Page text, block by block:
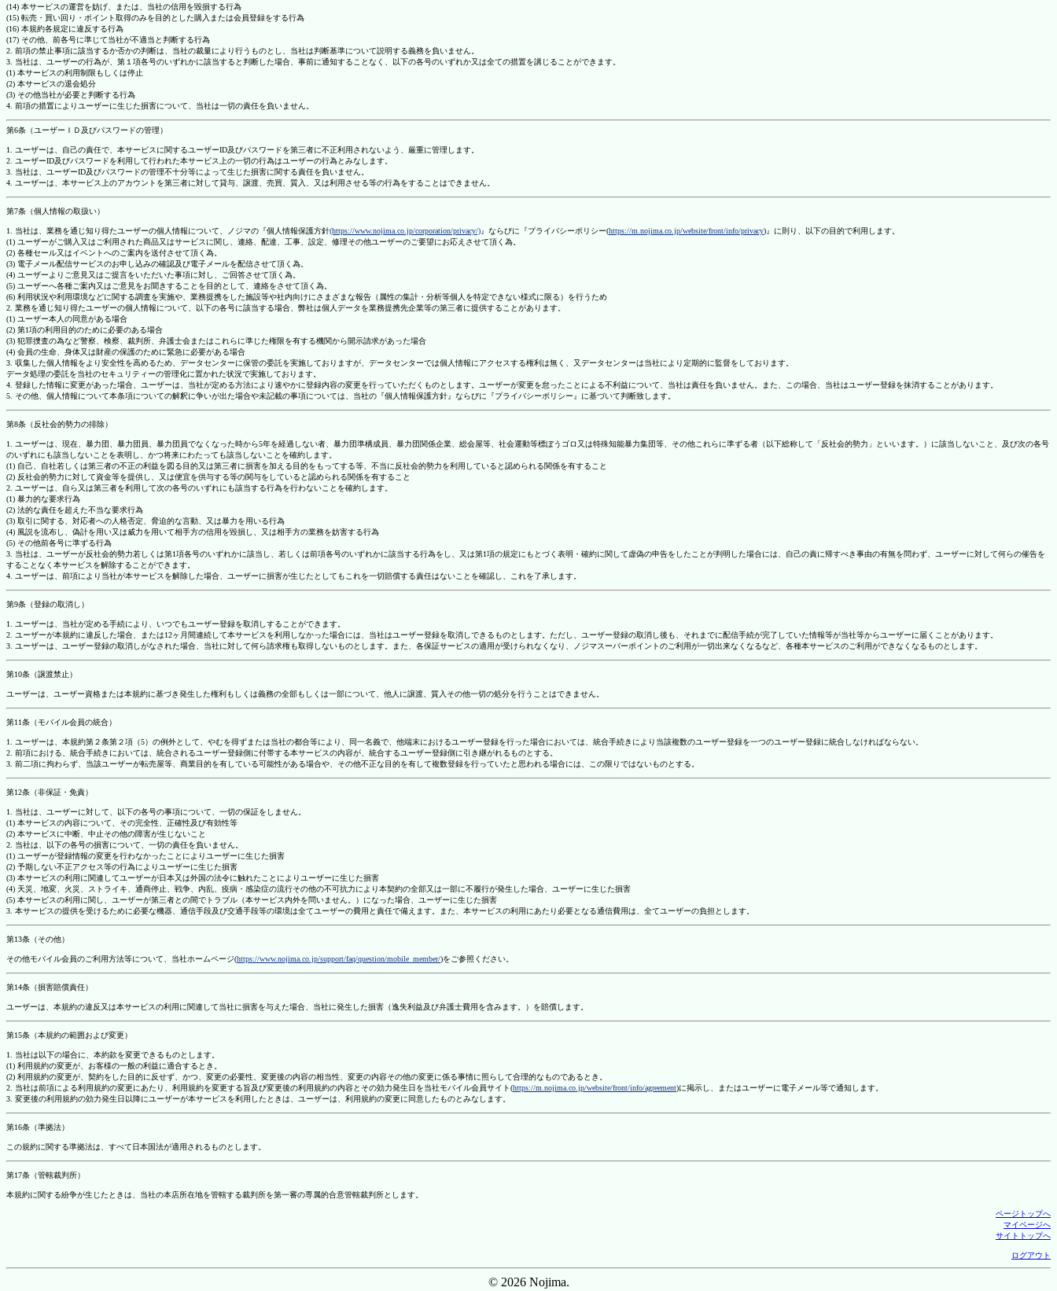
(14) 本サービスの運営を妨げ、または、当社の信用を毀損する行為
(15) 転売・買い回り・ポイント取得のみを目的とした購入または会員登録をする行為
(16) 本規約各規定に違反する行為
(17) その他、前各号に準じて当社が不適当と判断する行為
2. 前項の禁止事項に該当するか否かの判断は、当社の裁量により行うものとし、当社は判断基準について説明する義務を負いません。
3. 当社は、ユーザーの行為が、第１項各号のいずれかに該当すると判断した場合、事前に通知することなく、以下の各号のいずれか又は全ての措置を講じることができます。
(1) 本サービスの利用制限もしくは停止
(2) 本サービスの退会処分
(3) その他当社が必要と判断する行為
4. 前項の措置によりユーザーに生じた損害について、当社は一切の責任を負いません。
第6条（ユーザーＩＤ及びパスワードの管理）
1. ユーザーは、自己の責任で、本サービスに関するユーザーID及びパスワードを第三者に不正利用されないよう、厳重に管理します。
2. ユーザーID及びパスワードを利用して行われた本サービス上の一切の行為はユーザーの行為とみなします。
3. 当社は、ユーザーID及びパスワードの管理不十分等によって生じた損害に関する責任を負いません。
4. ユーザーは、本サービス上のアカウントを第三者に対して貸与、譲渡、売買、質入、又は利用させる等の行為をすることはできません。
第7条（個人情報の取扱い）
1. 当社は、業務を通じ知り得たユーザーの個人情報について、ノジマの『個人情報保護方針(https://www.nojima.co.jp/corporation/privacy/)』ならびに『プライバシーポリシー(https://m.nojima.co.jp/website/front/info/privacy)』に則り、以下の目的で利用します。
(1) ユーザーがご購入又はご利用された商品又はサービスに関し、連絡、配達、工事、設定、修理その他ユーザーのご要望にお応えさせて頂く為。
(2) 各種セール又はイベントへのご案内を送付させて頂く為。
(3) 電子メール配信サービスのお申し込みの確認及び電子メールを配信させて頂く為。
(4) ユーザーよりご意見又はご提言をいただいた事項に対し、ご回答させて頂く為。
(5) ユーザーへ各種ご案内又はご意見をお聞きすることを目的として、連絡をさせて頂く為。
(6) 利用状況や利用環境などに関する調査を実施や、業務提携をした施設等や社内向けにさまざまな報告（属性の集計・分析等個人を特定できない様式に限る）を行うため
2. 業務を通じ知り得たユーザーの個人情報について、以下の各号に該当する場合、弊社は個人データを業務提携先企業等の第三者に提供することがあります。
(1) ユーザー本人の同意がある場合
(2) 第1項の利用目的のために必要のある場合
(3) 犯罪捜査の為など警察、検察、裁判所、弁護士会またはこれらに準じた権限を有する機関から開示請求があった場合
(4) 会員の生命、身体又は財産の保護のために緊急に必要がある場合
3. 収集した個人情報をより安全性を高めるため、データセンターに保管の委託を実施しておりますが、データセンターでは個人情報にアクセスする権利は無く、又データセンターは当社により定期的に監督をしております。
データ処理の委託を当社のセキュリティーの管理化に置かれた状況で実施しております。
4. 登録した情報に変更があった場合、ユーザーは、当社が定める方法により速やかに登録内容の変更を行っていただくものとします。ユーザーが変更を怠ったことによる不利益について、当社は責任を負いません。また、この場合、当社はユーザー登録を抹消することがあります。
5. その他、個人情報について本条項についての解釈に争いが出た場合や未記載の事項については、当社の『個人情報保護方針』ならびに『プライバシーポリシー』に基づいて判断致します。
第8条（反社会的勢力の排除）
1. ユーザーは、現在、暴力団、暴力団員、暴力団員でなくなった時から5年を経過しない者、暴力団準構成員、暴力団関係企業、総会屋等、社会運動等標ぼうゴロ又は特殊知能暴力集団等、その他これらに準ずる者（以下総称して「反社会的勢力」といいます。）に該当しないこと、及び次の各号
のいずれにも該当しないことを表明し、かつ将来にわたっても該当しないことを確約します。
(1) 自己、自社若しくは第三者の不正の利益を図る目的又は第三者に損害を加える目的をもってする等、不当に反社会的勢力を利用していると認められる関係を有すること
(2) 反社会的勢力に対して資金等を提供し、又は便宜を供与する等の関与をしていると認められる関係を有すること
2. ユーザーは、自ら又は第三者を利用して次の各号のいずれにも該当する行為を行わないことを確約します。
(1) 暴力的な要求行為
(2) 法的な責任を超えた不当な要求行為
(3) 取引に関する、対応者への人格否定、脅迫的な言動、又は暴力を用いる行為
(4) 風説を流布し、偽計を用い又は威力を用いて相手方の信用を毀損し、又は相手方の業務を妨害する行為
(5) その他前各号に準ずる行為
3. 当社は、ユーザーが反社会的勢力若しくは第1項各号のいずれかに該当し、若しくは前項各号のいずれかに該当する行為をし、又は第1項の規定にもとづく表明・確約に関して虚偽の申告をしたことが判明した場合には、自己の責に帰すべき事由の有無を問わず、ユーザーに対して何らの催告を
することなく本サービスを解除することができます。
4. ユーザーは、前項により当社が本サービスを解除した場合、ユーザーに損害が生じたとしてもこれを一切賠償する責任はないことを確認し、これを了承します。
第9条（登録の取消し）
1. ユーザーは、当社が定める手続により、いつでもユーザー登録を取消しすることができます。
2. ユーザーが本規約に違反した場合、または12ヶ月間連続して本サービスを利用しなかった場合には、当社はユーザー登録を取消しできるものとします。ただし、ユーザー登録の取消し後も、それまでに配信手続が完了していた情報等が当社等からユーザーに届くことがあります。
3. ユーザーは、ユーザー登録の取消しがなされた場合、当社に対して何ら請求権も取得しないものとします。また、各保証サービスの適用が受けられなくなり、ノジマスーパーポイントのご利用が一切出来なくなるなど、各種本サービスのご利用ができなくなるものとします。
第10条（譲渡禁止）
ユーザーは、ユーザー資格または本規約に基づき発生した権利もしくは義務の全部もしくは一部について、他人に譲渡、質入その他一切の処分を行うことはできません。
第11条（モバイル会員の統合）
1. ユーザーは、本規約第２条第２項（5）の例外として、やむを得ずまたは当社の都合等により、同一名義で、他端末におけるユーザー登録を行った場合においては、統合手続きにより当該複数のユーザー登録を一つのユーザー登録に統合しなければならない。
2. 前項における、統合手続きにおいては、統合されるユーザー登録側に付帯する本サービスの内容が、統合するユーザー登録側に引き継がれるものとする。
3. 前二項に拘わらず、当該ユーザーが転売屋等、商業目的を有している可能性がある場合や、その他不正な目的を有して複数登録を行っていたと思われる場合には、この限りではないものとする。
第12条（非保証・免責）
1. 当社は、ユーザーに対して、以下の各号の事項について、一切の保証をしません。
(1) 本サービスの内容について、その完全性、正確性及び有効性等
(2) 本サービスに中断、中止その他の障害が生じないこと
2. 当社は、以下の各号の損害について、一切の責任を負いません。
(1) ユーザーが登録情報の変更を行わなかったことによりユーザーに生じた損害
(2) 予期しない不正アクセス等の行為によりユーザーに生じた損害
(3) 本サービスの利用に関連してユーザーが日本又は外国の法令に触れたことによりユーザーに生じた損害
(4) 天災、地変、火災、ストライキ、通商停止、戦争、内乱、疫病・感染症の流行その他の不可抗力により本契約の全部又は一部に不履行が発生した場合、ユーザーに生じた損害
(5) 本サービスの利用に関し、ユーザーが第三者との間でトラブル（本サービス内外を問いません。）になった場合、ユーザーに生じた損害
3. 本サービスの提供を受けるために必要な機器、通信手段及び交通手段等の環境は全てユーザーの費用と責任で備えます。また、本サービスの利用にあたり必要となる通信費用は、全てユーザーの負担とします。
第13条（その他）
その他モバイル会員のご利用方法等について、当社ホームページ(https://www.nojima.co.jp/support/faq/question/mobile_member/)をご参照ください。
第14条（損害賠償責任）
ユーザーは、本規約の違反又は本サービスの利用に関連して当社に損害を与えた場合、当社に発生した損害（逸失利益及び弁護士費用を含みます。）を賠償します。
第15条（本規約の範囲および変更）
1. 当社は以下の場合に、本約款を変更できるものとします。
(1) 利用規約の変更が、お客様の一般の利益に適合するとき。
(2) 利用規約の変更が、契約をした目的に反せず、かつ、変更の必要性、変更後の内容の相当性、変更の内容その他の変更に係る事情に照らして合理的なものであるとき。
2. 当社は前項による利用規約の変更にあたり、利用規約を変更する旨及び変更後の利用規約の内容とその効力発生日を当社モバイル会員サイト(https://m.nojima.co.jp/website/front/info/agreement)に掲示し、またはユーザーに電子メール等で通知します。
3. 変更後の利用規約の効力発生日以降にユーザーが本サービスを利用したときは、ユーザーは、利用規約の変更に同意したものとみなします。
第16条（準拠法）
この規約に関する準拠法は、すべて日本国法が適用されるものとします。
第17条（管轄裁判所）
本規約に関する紛争が生じたときは、当社の本店所在地を管轄する裁判所を第一審の専属的合意管轄裁判所とします。
ページトップへ
マイページへ
サイトトップへ
ログアウト
© 2026 Nojima.